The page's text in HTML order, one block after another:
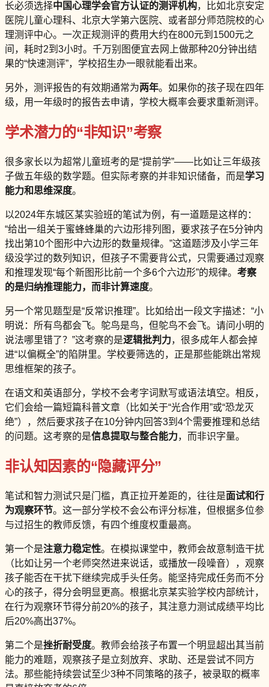
长必须选择中国心理学会官方认证的测评机构，比如北京安定
医院儿童心理科、北京大学第六医院、或者部分师范院校的心
理测评中心。一次正规测评的费用大约在800元到1500元之
间，耗时2到3小时。千万别图便宜去网上做那种20分钟出结
果的“快速测评”，学校招生办一眼就能看出来。
另外，测评报告的有效期通常为两年。如果你的孩子现在四年
级，用一年级时的报告去申请，学校大概率会要求重新测评。
学术潜力的“非知识”考察
很多家长以为超常儿童班考的是“提前学”——比如让三年级孩
子做五年级的数学题。但实际考察的并非知识储备，而是学习
能力和思维深度。
以2024年东城区某实验班的笔试为例，有一道题是这样的：
“给出一组关于蜜蜂蜂巢的六边形排列图，要求孩子在5分钟内
找出第10个图形中六边形的数量规律。”这道题涉及小学三年
级没学过的数列知识，但孩子不需要背公式，只需要通过观察
和推理发现“每个新图形比前一个多6个六边形”的规律。 考察
的是归纳推理能力，而非计算速度。
另一个常见题型是“反常识推理”。比如给出一段文字描述：“小
明说：所有鸟都会飞。鸵鸟是鸟，但鸵鸟不会飞。请问小明的
说法哪里错了？”这考察的是逻辑批判力，很多成年人都会掉
进“以偏概全”的陷阱里。学校要筛选的，正是那些能跳出常规
思维框架的孩子。
在语文和英语部分，学校不会考字词默写或语法填空。相反，
它们会给一篇短篇科普文章（比如关于“光合作用”或“恐龙灭
绝”），然后要求孩子在10分钟内回答3到4个需要推理和总结
的问题。这考察的是信息提取与整合能力，而非识字量。
非认知因素的“隐藏评分”
笔试和智力测试只是门槛，真正拉开差距的，往往是面试和行
为观察环节。这一部分学校不会公布评分标准，但根据多位参
与过招生的教师反馈，有四个维度权重最高。
第一个是注意力稳定性。在模拟课堂中，教师会故意制造干扰
（比如让另一个老师突然进来说话，或播放一段噪音），观察
孩子能否在干扰下继续完成手头任务。能坚持完成任务而不分
心的孩子，得分会明显更高。根据北京某实验学校内部统计，
在行为观察环节得分前20%的孩子，其注意力测试成绩平均比
后20%高出37%。
第二个是挫折耐受度。教师会给孩子布置一个明显超出其当前
能力的难题，观察孩子是立刻放弃、求助、还是尝试不同方
法。那些能持续尝试至少3种不同策略的孩子，被录取的概率